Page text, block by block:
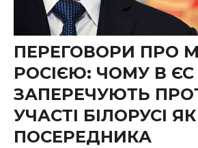
ПЕРЕГОВОРИ ПРО
РОСІЄЮ: ЧОМУ В ЄС
ЗАПЕРЕЧУЮТЬ
УЧАСТІ БІЛОРУСІ ЯК
ПОСЕРЕДНИКА